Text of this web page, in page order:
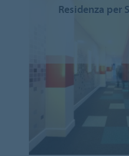
Residenza per